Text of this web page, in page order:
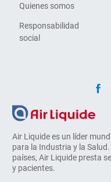
Air Liquide es un líder
para la Industria y la
países, Air Liquide presta
y pacientes.
Quienes somos
Responsabilidad
social